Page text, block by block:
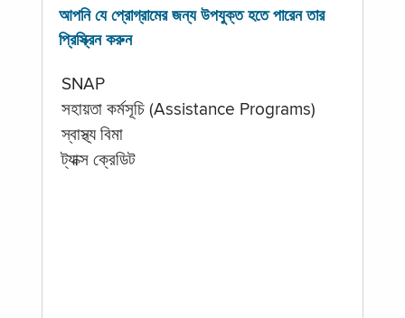
আপনি যে প্রোগ্রামের জন্য উপযুক্ত হতে পারেন তার
প্রিস্ক্রিন করুন
SNAP
সহায়তা কর্মসূচি (Assistance Programs)
স্বাস্থ্য বিমা
ট্যাক্স ক্রেডিট